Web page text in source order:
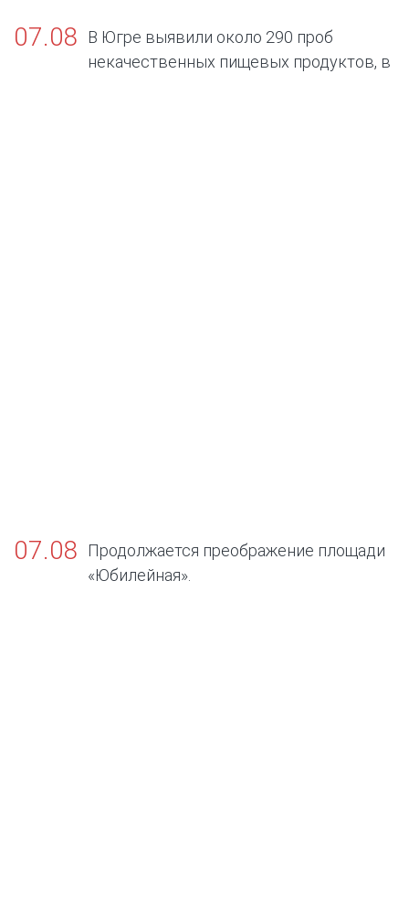
07.08
В Югре выявили около 290 проб
некачественных пищевых продуктов, в
07.08
Продолжается преображение площади
«Юбилейная».